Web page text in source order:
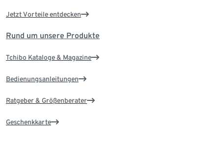
Jetzt Vorteile entdecken
Rund um unsere Produkte
Tchibo Kataloge & Magazine
Bedienungsanleitungen
Ratgeber & Größenberater
Geschenkkarte